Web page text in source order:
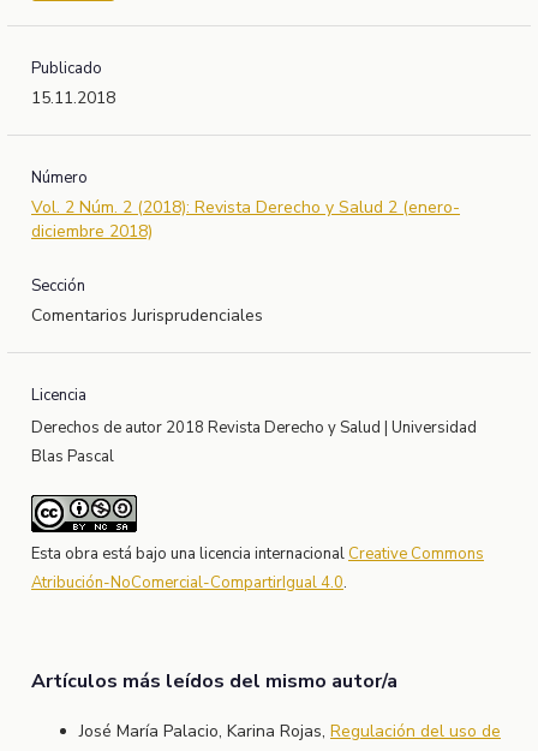
Publicado
15.11.2018
Número
Vol. 2 Núm. 2 (2018): Revista Derecho y Salud 2 (enero-
diciembre 2018)
Sección
Comentarios Jurisprudenciales
Licencia
Derechos de autor 2018 Revista Derecho y Salud | Universidad
Blas Pascal
Esta obra está bajo una licencia internacional Creative Commons
Atribución-NoComercial-CompartirIgual 4.0.
Artículos más leídos del mismo autor/a
José María Palacio, Karina Rojas, Regulación del uso de